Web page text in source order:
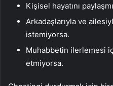
Kişisel hayatını
Arkadaşlarıyla ve
istemiyorsa.
Muhabbetin ilerlemesi
etmiyorsa.